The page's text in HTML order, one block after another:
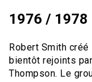
1976 / 1978
Robert Smith
bientôt rejoints
Thompson. Le